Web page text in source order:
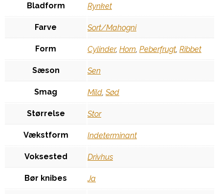
Bladform Rynket
Farve Sort/Mahogni
Form Cylinder, Horn Peberfrugt Ribbet
Sæson Sen
Smag Mild Sød
Størrelse Stor
Vækstform Indeterminant
Voksested Drivhus
Bør knibes Ja